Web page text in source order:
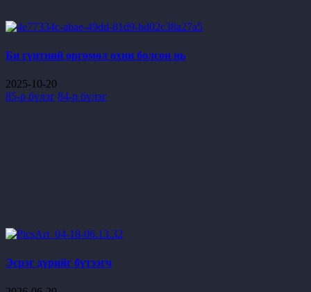
Би гүнтний өргөмөл охин болсон нь
2025-10-20
85-р бүлэг 84-р бүлэг
Эсрэг дүрийг бүтээгч